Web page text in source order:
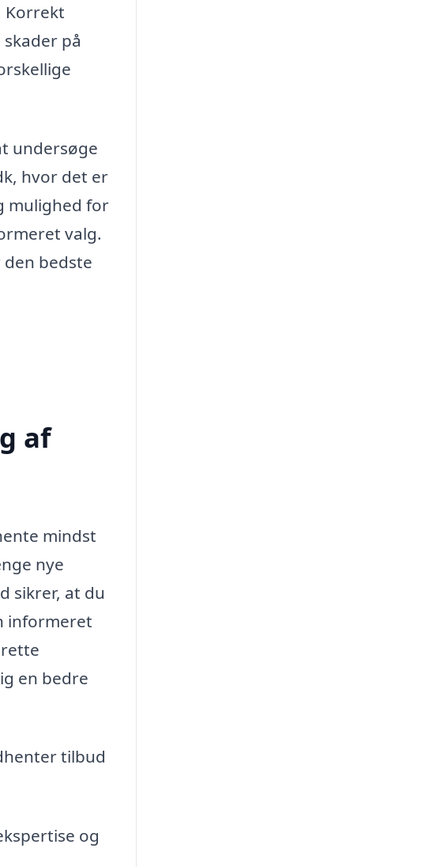
Korrekt
på
undersøge
hvor det er
mulighed for
valg.
bedste
af
mindst
nye
sikrer, at du
informeret
en bedre
tilbud
og